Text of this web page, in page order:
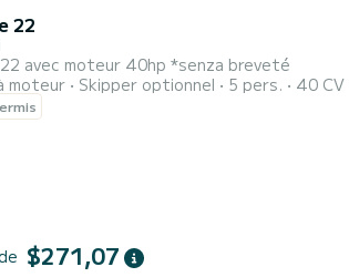
22
avec moteur 40hp *senza breveté
moteur
Skipper optionnel 5 pers. 40 CV
$271,07